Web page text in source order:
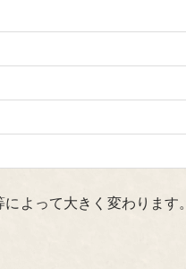
よって大きく変わります。